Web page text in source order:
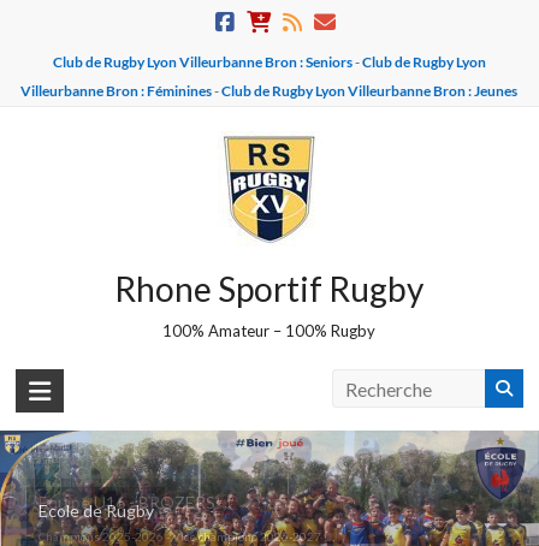
content
Club de Rugby Lyon Villeurbanne Bron : Seniors-Club de Rugby Lyon
Villeurbanne Bron : Féminines-Club de Rugby Lyon Villeurbanne Bron : Jeunes
Rhone Sportif Rugby
100% Amateur – 100% Rugby
Equipe U16 - BROZERS
Champions 2025-2026 - Vice champions 2026-2027 !
Ecole de Rugby